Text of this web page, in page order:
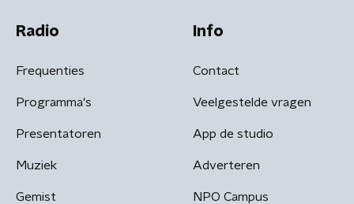
Radio
Frequenties
Programma's
Presentatoren
Muziek
Gemist
Info
Contact
Veelgestelde vragen
App de studio
Adverteren
NPO Campus